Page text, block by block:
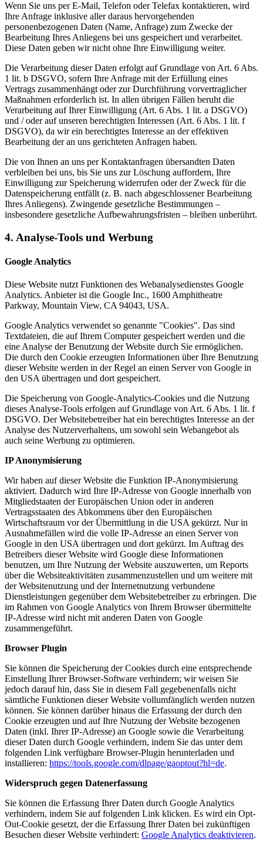
Wenn Sie uns per E-Mail, Telefon oder Telefax kontaktieren, wird
Ihre Anfrage inklusive aller daraus hervorgehenden
personenbezogenen Daten (Name, Anfrage) zum Zwecke der
Bearbeitung Ihres Anliegens bei uns gespeichert und verarbeitet.
Diese Daten geben wir nicht ohne Ihre Einwilligung weiter.
Die Verarbeitung dieser Daten erfolgt auf Grundlage von Art. 6 Abs.
1 lit. b DSGVO, sofern Ihre Anfrage mit der Erfüllung eines
Vertrags zusammenhängt oder zur Durchführung vorvertraglicher
Maßnahmen erforderlich ist. In allen übrigen Fällen beruht die
Verarbeitung auf Ihrer Einwilligung (Art. 6 Abs. 1 lit. a DSGVO)
und / oder auf unseren berechtigten Interessen (Art. 6 Abs. 1 lit. f
DSGVO), da wir ein berechtigtes Interesse an der effektiven
Bearbeitung der an uns gerichteten Anfragen haben.
Die von Ihnen an uns per Kontaktanfragen übersandten Daten
verbleiben bei uns, bis Sie uns zur Löschung auffordern, Ihre
Einwilligung zur Speicherung widerrufen oder der Zweck für die
Datenspeicherung entfällt (z. B. nach abgeschlossener Bearbeitung
Ihres Anliegens). Zwingende gesetzliche Bestimmungen –
insbesondere gesetzliche Aufbewahrungsfristen – bleiben unberührt.
4. Analyse-Tools und Werbung
Google Analytics
Diese Website nutzt Funktionen des Webanalysedienstes Google
Analytics. Anbieter ist die Google Inc., 1600 Amphitheatre
Parkway, Mountain View, CA 94043, USA.
Google Analytics verwendet so genannte "Cookies". Das sind
Textdateien, die auf Ihrem Computer gespeichert werden und die
eine Analyse der Benutzung der Website durch Sie ermöglichen.
Die durch den Cookie erzeugten Informationen über Ihre Benutzung
dieser Website werden in der Regel an einen Server von Google in
den USA übertragen und dort gespeichert.
Die Speicherung von Google-Analytics-Cookies und die Nutzung
dieses Analyse-Tools erfolgen auf Grundlage von Art. 6 Abs. 1 lit. f
DSGVO. Der Websitebetreiber hat ein berechtigtes Interesse an der
Analyse des Nutzerverhaltens, um sowohl sein Webangebot als
auch seine Werbung zu optimieren.
IP Anonymisierung
Wir haben auf dieser Website die Funktion IP-Anonymisierung
aktiviert. Dadurch wird Ihre IP-Adresse von Google innerhalb von
Mitgliedstaaten der Europäischen Union oder in anderen
Vertragsstaaten des Abkommens über den Europäischen
Wirtschaftsraum vor der Übermittlung in die USA gekürzt. Nur in
Ausnahmefällen wird die volle IP-Adresse an einen Server von
Google in den USA übertragen und dort gekürzt. Im Auftrag des
Betreibers dieser Website wird Google diese Informationen
benutzen, um Ihre Nutzung der Website auszuwerten, um Reports
über die Websiteaktivitäten zusammenzustellen und um weitere mit
der Websitenutzung und der Internetnutzung verbundene
Dienstleistungen gegenüber dem Websitebetreiber zu erbringen. Die
im Rahmen von Google Analytics von Ihrem Browser übermittelte
IP-Adresse wird nicht mit anderen Daten von Google
zusammengeführt.
Browser Plugin
Sie können die Speicherung der Cookies durch eine entsprechende
Einstellung Ihrer Browser-Software verhindern; wir weisen Sie
jedoch darauf hin, dass Sie in diesem Fall gegebenenfalls nicht
sämtliche Funktionen dieser Website vollumfänglich werden nutzen
können. Sie können darüber hinaus die Erfassung der durch den
Cookie erzeugten und auf Ihre Nutzung der Website bezogenen
Daten (inkl. Ihrer IP-Adresse) an Google sowie die Verarbeitung
dieser Daten durch Google verhindern, indem Sie das unter dem
folgenden Link verfügbare Browser-Plugin herunterladen und
installieren: https://tools.google.com/dlpage/gaoptout?hl=de.
Widerspruch gegen Datenerfassung
Sie können die Erfassung Ihrer Daten durch Google Analytics
verhindern, indem Sie auf folgenden Link klicken. Es wird ein Opt-
Out-Cookie gesetzt, der die Erfassung Ihrer Daten bei zukünftigen
Besuchen dieser Website verhindert: Google Analytics deaktivieren.